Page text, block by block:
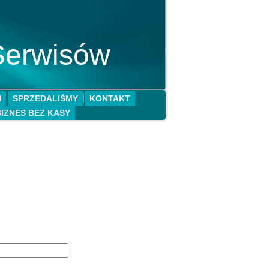
SPRZEDALIŚMY
KONTAKT
BEZ KASY